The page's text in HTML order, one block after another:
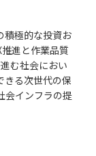
積極的な投資お
進と作業品質
む社会におい
きる次世代の保
会インフラの提